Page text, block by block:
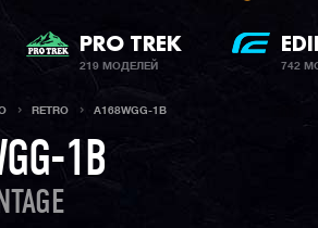
PRO TREK
219 МОДЕЛЕЙ 742
RETRO A168WGG-1B
1B